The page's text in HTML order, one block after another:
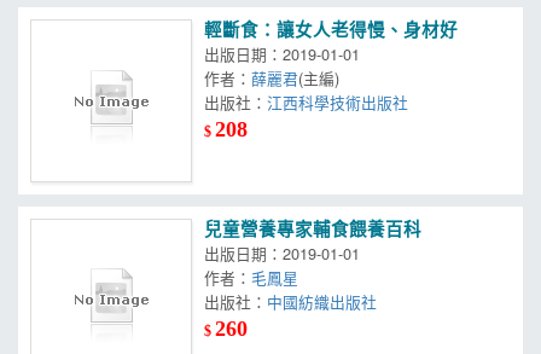
輕斷食：讓女人老得慢、身材好
出版日期：2019-01-01
作者：薛麗君(主編)
出版社：江西科學技術出版社
$208
兒童營養專家輔食餵養百科
出版日期：2019-01-01
作者：毛鳳星
出版社： 中國紡織出版社
$260